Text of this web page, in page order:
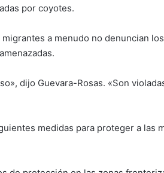
por coyotes.
a menudo no denuncian
dijo Guevara-Rosas. «Son
medidas para proteger a las